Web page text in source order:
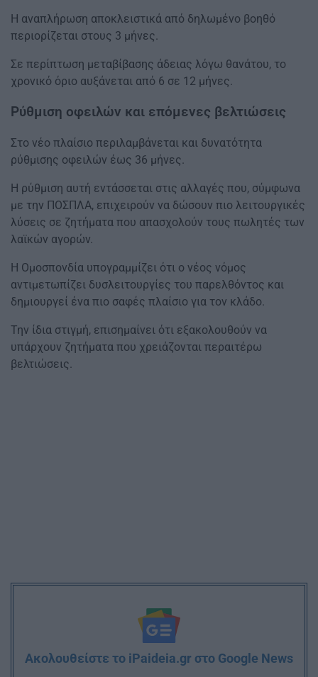
Η αναπλήρωση αποκλειστικά από δηλωμένο βοηθό
περιορίζεται στους 3 μήνες.
Σε περίπτωση μεταβίβασης άδειας λόγω θανάτου, το
χρονικό όριο αυξάνεται από 6 σε 12 μήνες.
Ρύθμιση οφειλών και επόμενες βελτιώσεις
Στο νέο πλαίσιο περιλαμβάνεται και δυνατότητα
ρύθμισης οφειλών έως 36 μήνες.
Η ρύθμιση αυτή εντάσσεται στις αλλαγές που, σύμφωνα
με την ΠΟΣΠΛΑ, επιχειρούν να δώσουν πιο λειτουργικές
λύσεις σε ζητήματα που απασχολούν τους πωλητές των
λαϊκών αγορών.
Η Ομοσπονδία υπογραμμίζει ότι ο νέος νόμος
αντιμετωπίζει δυσλειτουργίες του παρελθόντος και
δημιουργεί ένα πιο σαφές πλαίσιο για τον κλάδο.
Την ίδια στιγμή, επισημαίνει ότι εξακολουθούν να
υπάρχουν ζητήματα που χρειάζονται περαιτέρω
βελτιώσεις.
Ακολουθείστε το iPaideia.gr στο Google News